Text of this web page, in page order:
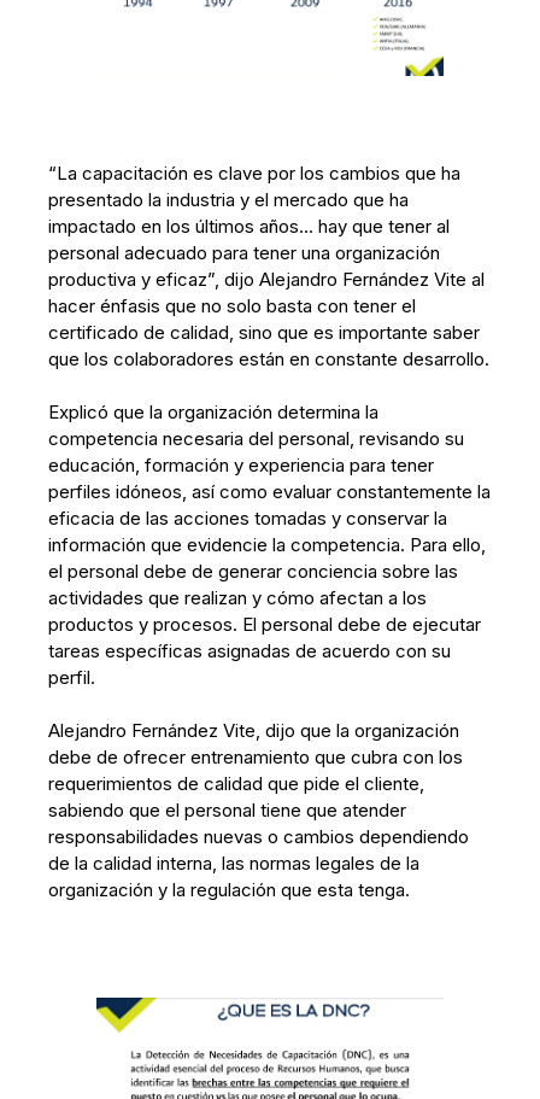
“La capacitación es clave por los cambios que ha
presentado la industria y el mercado que ha
impactado en los últimos años… hay que tener al
personal adecuado para tener una organización
productiva y eficaz”, dijo Alejandro Fernández Vite al
hacer énfasis que no solo basta con tener el
certificado de calidad, sino que es importante saber
que los colaboradores están en constante desarrollo.
Explicó que la organización determina la
competencia necesaria del personal, revisando su
educación, formación y experiencia para tener
perfiles idóneos, así como evaluar constantemente la
eficacia de las acciones tomadas y conservar la
información que evidencie la competencia. Para ello,
el personal debe de generar conciencia sobre las
actividades que realizan y cómo afectan a los
productos y procesos. El personal debe de ejecutar
tareas específicas asignadas de acuerdo con su
perfil.
Alejandro Fernández Vite, dijo que la organización
debe de ofrecer entrenamiento que cubra con los
requerimientos de calidad que pide el cliente,
sabiendo que el personal tiene que atender
responsabilidades nuevas o cambios dependiendo
de la calidad interna, las normas legales de la
organización y la regulación que esta tenga.